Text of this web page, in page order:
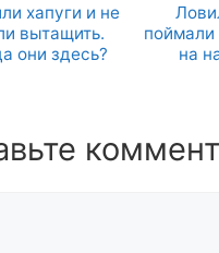
хапуги и не
вытащить.
они здесь?
поймали
на